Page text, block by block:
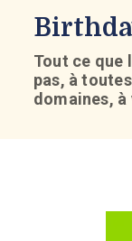
Tout ce que
pas, à
domaines,